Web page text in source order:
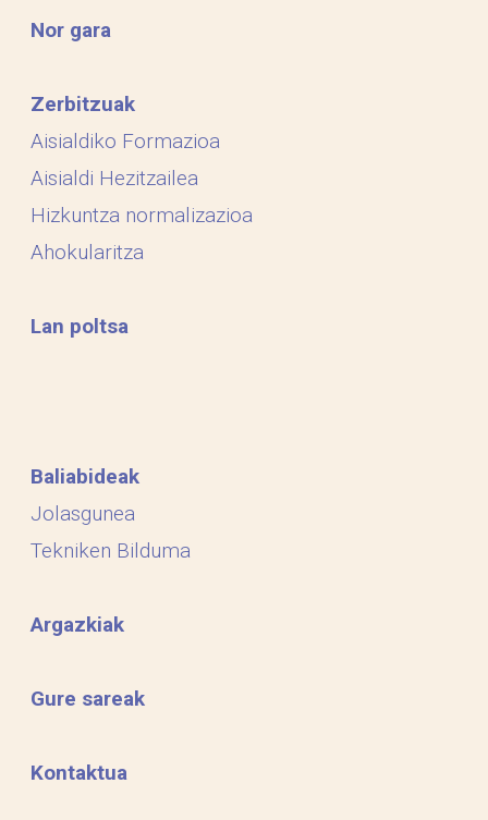
Nor gara
Zerbitzuak
Aisialdiko Formazioa
Aisialdi Hezitzailea
Hizkuntza normalizazioa
Ahokularitza
Lan poltsa
Baliabideak
Jolasgunea
Tekniken Bilduma
Argazkiak
Gure sareak
Kontaktua